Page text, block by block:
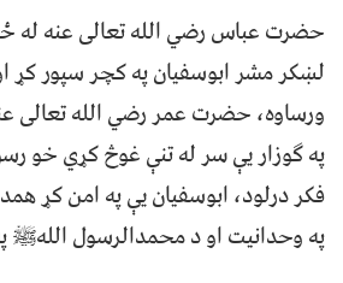
حضرت عباس رضي الله تعالى عنه له
لښکر مشر ابوسفيان په کچر سپور کړ
ورساوه، حضرت عمر رضي الله تعالى
په ګوزار يې سر له تنې غوڅ کړي خو
فکر درلود، ابوسفيان يې په امن کړ
په وحدانيت او د محمدالرسول اللهﷺ